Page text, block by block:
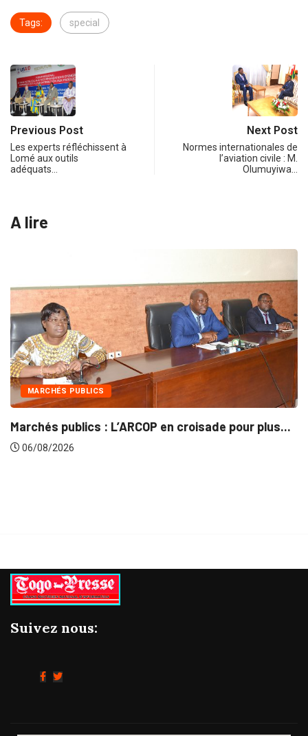
Tags: special
Previous Post
Les experts réfléchissent à
Lomé aux outils
adéquats…
Next Post
Normes internationales de
l’aviation civile : M.
Olumuyiwa…
A lire
plus...
INTÉGRATION RÉGIONALE
Gestion concertée et durable du
Suivez nous: